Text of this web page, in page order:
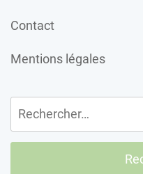
Contact
Mentions légales
Rechercher :